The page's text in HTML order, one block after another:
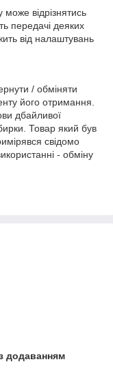
може відрізнятись
передачі деяких
від налаштувань
/ обміняти
його отримання.
дбайливої
Товар який був
свідомо
- обміну
додаванням